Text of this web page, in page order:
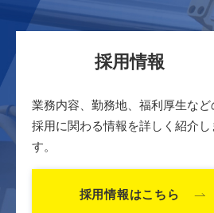
採用情報
業務内容、勤務地、福利厚生など
採用に関わる情報を詳しく紹介し
す。
採用情報はこちら